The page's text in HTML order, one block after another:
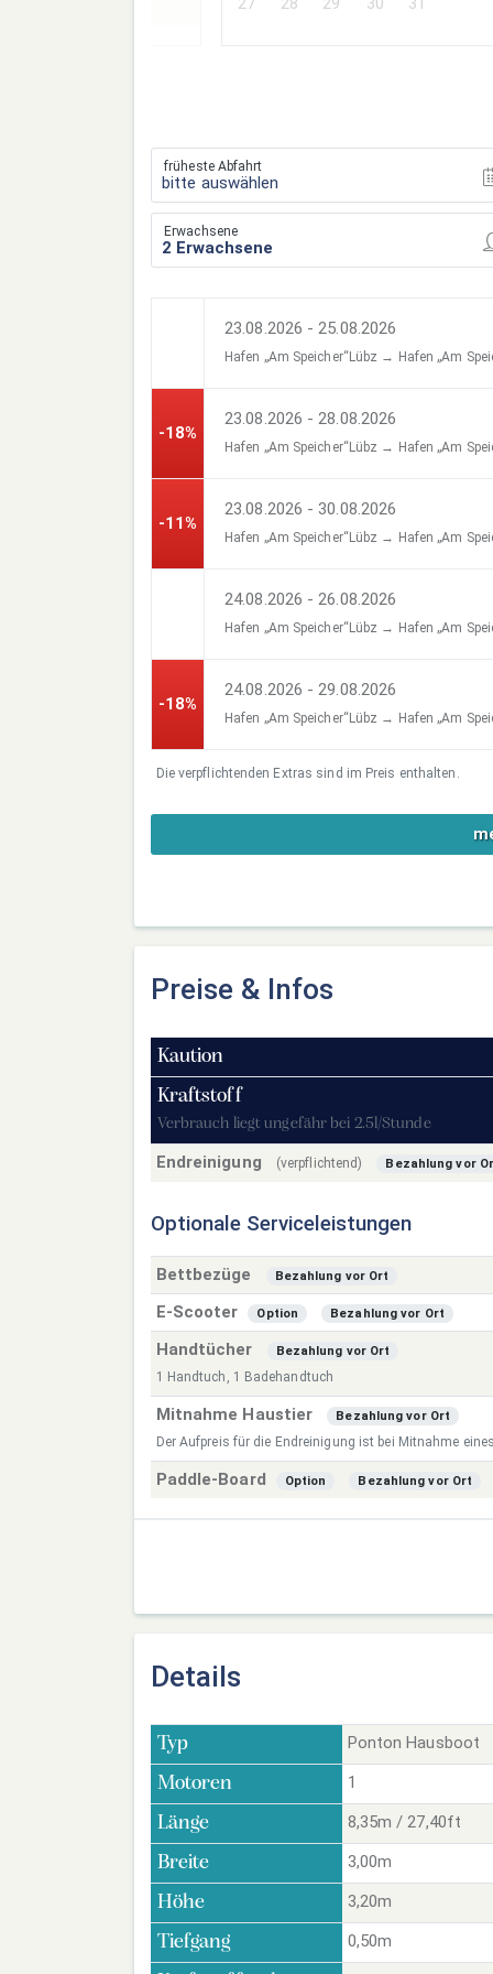
früheste Abfahrt
bitte auswählen
Erwachsene
23.08.2026 - 25.08.2026
Hafen „Am Speicher“Lübz → Hafen „Am
-18%
23.08.2026 - 28.08.2026
Hafen „Am Speicher“Lübz → Hafen „Am
-11%
23.08.2026 - 30.08.2026
Hafen „Am Speicher“Lübz → Hafen „Am
24.08.2026 - 26.08.2026
Hafen „Am Speicher“Lübz → Hafen „Am
-18%
24.08.2026 - 29.08.2026
Hafen „Am Speicher“Lübz → Hafen „Am
Die verpflichtenden Extras sind im Preis enthalten.
Preise & Infos
Kaution
Kraftstoff
Verbrauch liegt ungefähr bei 2.5l/Stunde
Endreinigung (verpflichtend) Bezahlung vor
Optionale Serviceleistungen
Bettbezüge Bezahlung vor Ort
E-Scooter
Option Bezahlung vor Ort
Handtücher
Bezahlung vor Ort
1 Handtuch, 1 Badehandtuch
Mitnahme Haustier Bezahlung vor Ort
Der Aufpreis für die Endreinigung ist bei Mitnahme
Paddle-Board Option Bezahlung vor Ort
Details
Typ Ponton Hausboot
Motoren 1
Länge 8,35m / 27,40ft
Breite 3,00m
Höhe 3,20m
Tiefgang 0,50m